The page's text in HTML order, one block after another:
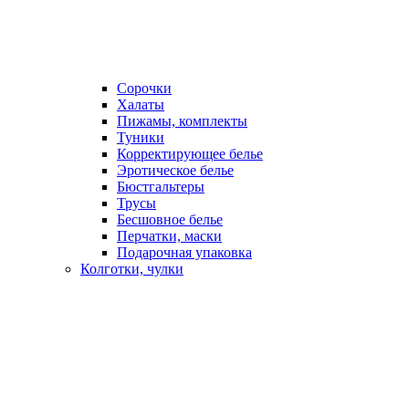
Сорочки
Халаты
Пижамы, комплекты
Туники
Корректирующее белье
Эротическое белье
Бюстгальтеры
Трусы
Бесшовное белье
Перчатки, маски
Подарочная упаковка
Колготки, чулки